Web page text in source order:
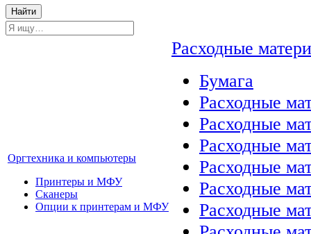
Найти
Оргтехника и компьютеры
Принтеры и МФУ
Сканеры
Опции к принтерам и МФУ
Расходные
Бумага
Расходные
Расходные
Расходные
Расходные
Расходные
Расходные